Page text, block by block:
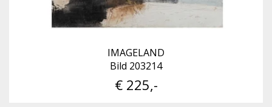
IMAGELAND
Bild 203214
€ 225,-